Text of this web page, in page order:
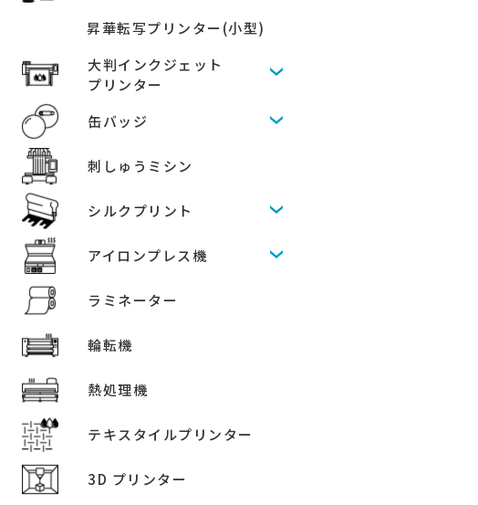
昇華転写プリンター(小型)
大判インクジェット
プリンター
缶バッジ
刺しゅうミシン
シルクプリント
アイロンプレス機
ラミネーター
輪転機
熱処理機
テキスタイルプリンター
3D プリンター